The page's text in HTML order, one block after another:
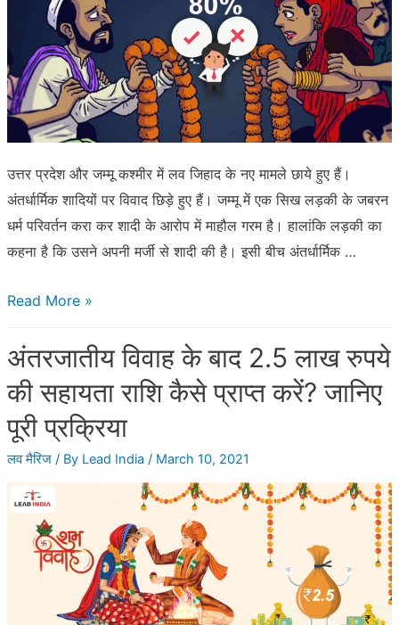
उत्तर प्रदेश और जम्मू कश्मीर में लव जिहाद के नए मामले छाये हुए हैं।
अंतर्धार्मिक शादियों पर विवाद छिड़े हुए हैं। जम्मू में एक सिख लड़की के जबरन
धर्म परिवर्तन करा कर शादी के आरोप में माहौल गरम है। हालांकि लड़की का
कहना है कि उसने अपनी मर्जी से शादी की है। इसी बीच अंतर्धार्मिक …
80
मुसलमान
नहीं
चाहते
हिन्दू
बहू,
लव
जिहाद
Read More »
अंतरजातीय विवाह के बाद 2.5 लाख रुपये
की सहायता राशि कैसे प्राप्त करें? जानिए
पूरी प्रक्रिया
लव मैरिज/ By Lead India / March 10, 2021